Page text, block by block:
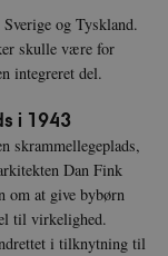
og Tyskland.
skulle være for
integreret del.
i 1943
skrammellegeplads,
Dan Fink
om at give bybørn
til virkelighed.
i tilknytning til